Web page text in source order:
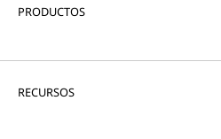
PRODUCTOS
RECURSOS